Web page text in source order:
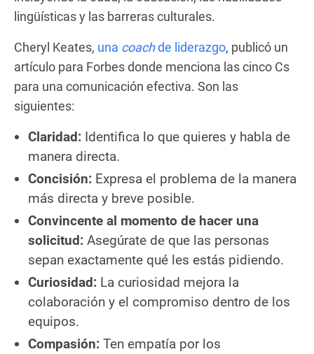
lingüísticas y las barreras culturales.
Cheryl Keates, una coachde liderazgo, publicó un
artículo para Forbes donde menciona las cinco Cs
para una comunicación efectiva. Son las
siguientes:
Claridad: Identifica lo que quieres y habla de
manera directa.
Concisión: Expresa el problema de la manera
más directa y breve posible.
Convincente al momento de hacer una
solicitud: Asegúrate de que las personas
sepan exactamente qué les estás pidiendo.
Curiosidad: La curiosidad mejora la
colaboración y el compromiso dentro de los
equipos.
Compasión: Ten empatía por los